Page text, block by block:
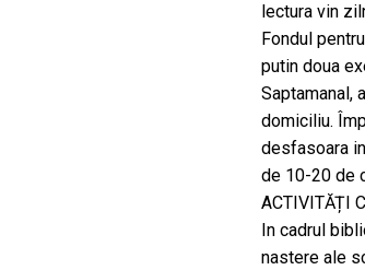
lectura vin
Fondul
putin doua
Saptamanal,
domiciliu.
desfasoara
de 10-20 de
ACTIVITĂȚI
In cadrul
nastere ale